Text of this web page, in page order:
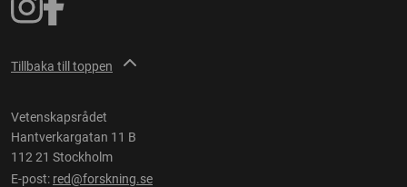
Tillbaka till toppen
Vetenskapsrådet
Hantverkargatan 11 B
112 21 Stockholm
E-post: red@forskning.se